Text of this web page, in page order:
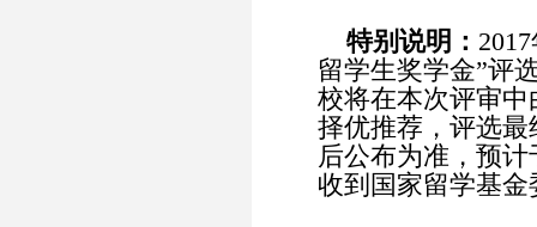
特别说明：
留学生奖学金”评
校将在本次评审
择优推荐，评选
后公布为准，预计
收到国家留学基